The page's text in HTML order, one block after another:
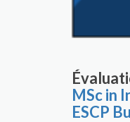
MSc in
ESCP